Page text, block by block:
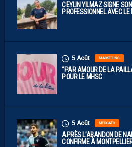
CEYLIN YILMAZ SIGNE
PROFESSIONNEL AVEC
5 Août MARKETING
“PAR AMOUR DE LA
POUR LE MHSC
5 Août MERCATO
APRÈS L’ABANDON DE
CONFIRME À